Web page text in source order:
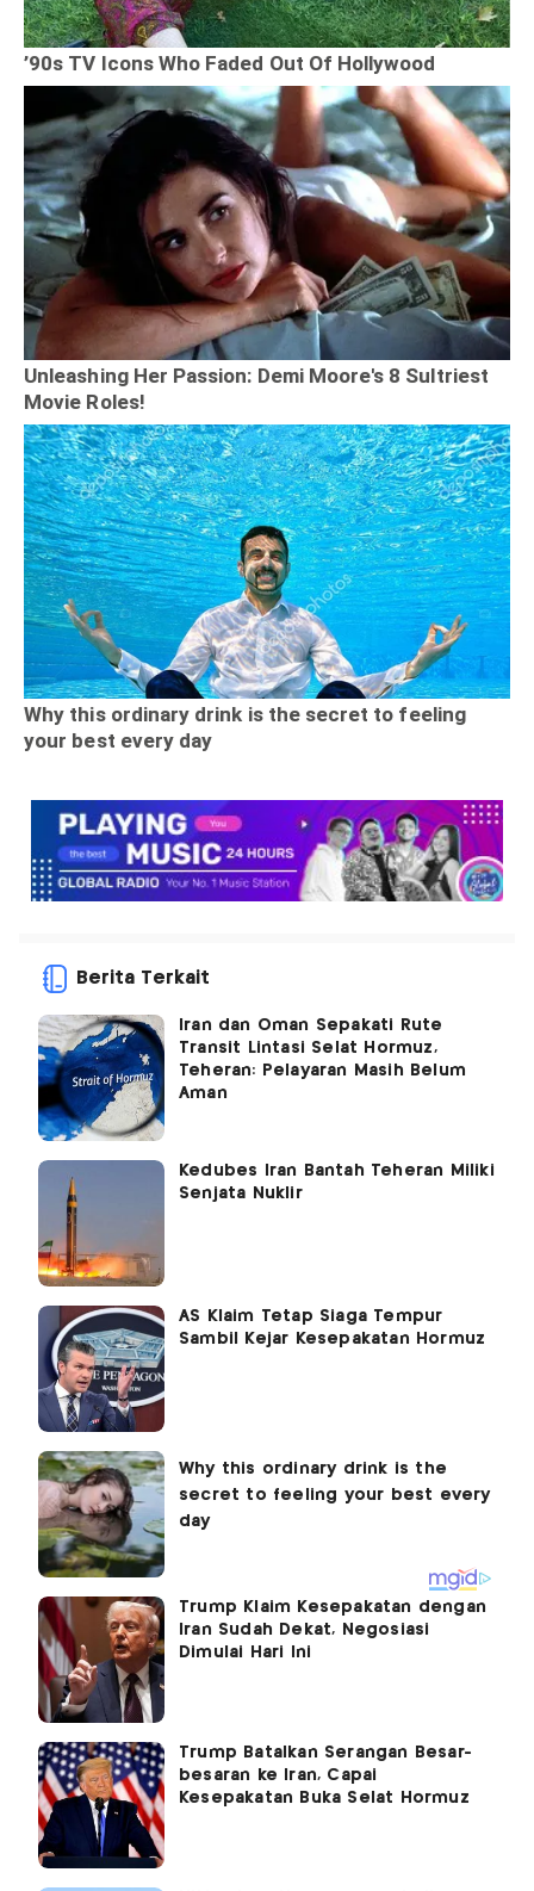
Berita Terkait
Iran dan Oman Sepakati Rute
Transit Lintasi Selat Hormuz,
Teheran: Pelayaran Masih Belum
Aman
Kedubes Iran Bantah Teheran Miliki
Senjata Nuklir
AS Klaim Tetap Siaga Tempur
Sambil Kejar Kesepakatan Hormuz
Trump Klaim Kesepakatan dengan
Iran Sudah Dekat, Negosiasi
Dimulai Hari Ini
Trump Batalkan Serangan Besar-
besaran ke Iran, Capai
Kesepakatan Buka Selat Hormuz